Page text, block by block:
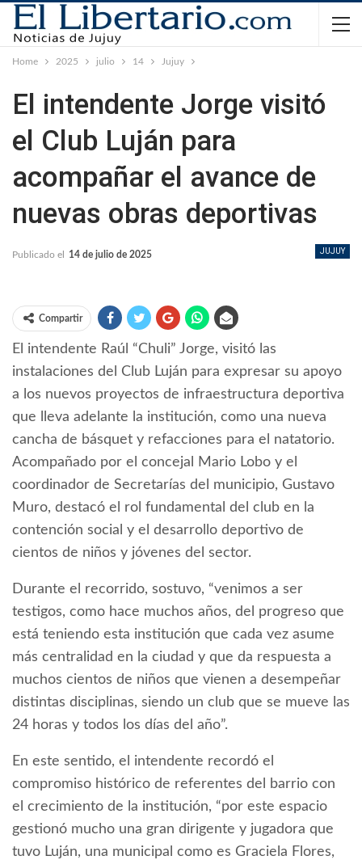
Home 2025 julio 14 Jujuy
El intendente Jorge visitó
el Club Luján para
acompañar el avance de
nuevas obras deportivas
JUJUY
Publicado el 14 de julio de 2025
Compartir
El intendente Raúl “Chuli” Jorge, visitó las
instalaciones del Club Luján para expresar su apoyo
a los nuevos proyectos de infraestructura deportiva
que lleva adelante la institución, como una nueva
cancha de básquet y refacciones para el natatorio.
Acompañado por el concejal Mario Lobo y el
coordinador de Secretarías del municipio, Gustavo
Muro, destacó el rol fundamental del club en la
contención social y el desarrollo deportivo de
cientos de niños y jóvenes del sector.
Durante el recorrido, sostuvo, “venimos a ser
testigos, como hace muchos años, del progreso que
está teniendo esta institución que cada vez asume
más centralidad en la ciudad y que da respuesta a
muchos cientos de niños que vienen a desempeñar
distintas disciplinas, siendo un club que se mueve las
24 horas y todos los días del año”.
En este sentido, el intendente recordó el
compromiso histórico de referentes del barrio con
el crecimiento de la institución, “por este espacio
gestionó mucho una gran dirigente y jugadora que
tuvo Luján, una municipal como es Graciela Flores,